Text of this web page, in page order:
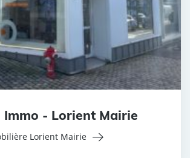
Immo - Lorient Mairie
Lorient Mairie